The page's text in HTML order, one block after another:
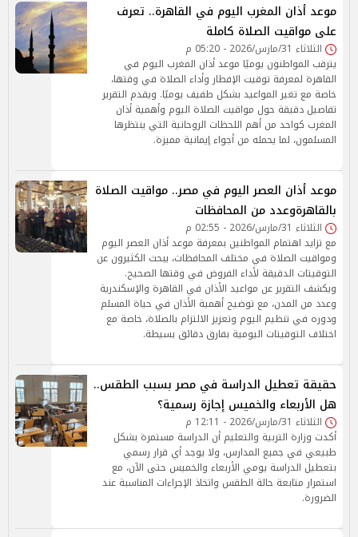
موعد أذان المغرب اليوم في القاهرة.. تعرف
على مواقيت الصلاة كاملة
الثلاثاء 31/مارس/2026 - 05:20 م
يترقب المواطنون يوميًا موعد أذان المغرب اليوم في
القاهرة لمعرفة توقيت الإفطار وأداء الصلاة في وقتها،
خاصة مع تغير المواعيد بشكل طفيف يوميًا. ويقدم التقرير
تفاصيل دقيقة حول مواقيت الصلاة اليوم وأهمية أذان
المغرب كواحد من أهم اللحظات الروحانية التي ينتظرها
المسلمون، لما يحمله من أجواء إيمانية مميزة.
موعد أذان العصر اليوم في مصر.. مواقيت الصلاة
بالقاهرةوعدد من المحافظات
الثلاثاء 31/مارس/2026 - 02:55 م
مع تزايد اهتمام المواطنين بمعرفة موعد أذان العصر اليوم
ومواقيت الصلاة في مختلف المحافظات، يبحث الكثيرون عن
التوقيتات الدقيقة لأداء الفروض في وقتها الصحيح.
ويكشف التقرير عن مواعيد الأذان في القاهرة والإسكندرية
وعدد من المدن، مع توضيح أهمية الأذان في حياة المسلم
ودوره في تنظيم اليوم وتعزيز الالتزام بالصلاة، خاصة مع
اختلاف التوقيتات اليومية بفارق دقائق بسيطة.
حقيقة تعطيل الدراسة في مصر بسبب الطقس..
هل الأربعاء والخميس إجازة رسمية؟
الثلاثاء 31/مارس/2026 - 12:11 م
أكدت وزارة التربية والتعليم أن الدراسة مستمرة بشكل
طبيعي في جميع المدارس، ولا يوجد أي قرار رسمي
بتعطيل الدراسة يومي الأربعاء والخميس حتى الآن، مع
استمرار متابعة حالة الطقس واتخاذ الإجراءات المناسبة عند
الضرورة.